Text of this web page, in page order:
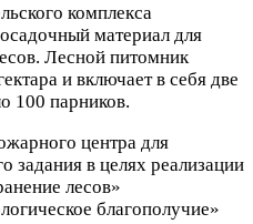
комплекса
материал для
Лесной питомник
и включает в себя две
100 парников.
центра для
задания в целях реализации
лесов»
благополучие»